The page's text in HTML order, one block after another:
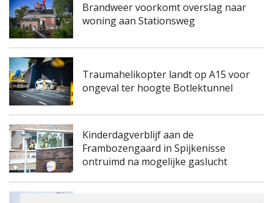
Brandweer voorkomt overslag naar
woning aan Stationsweg
Traumahelikopter landt op A15 voor
ongeval ter hoogte Botlektunnel
Kinderdagverblijf aan de
Frambozengaard in Spijkenisse
ontruimd na mogelijke gaslucht